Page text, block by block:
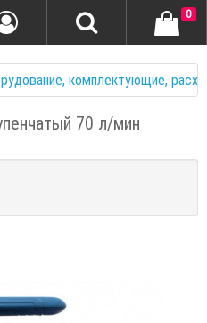
0
комплектующие,
70 л/мин